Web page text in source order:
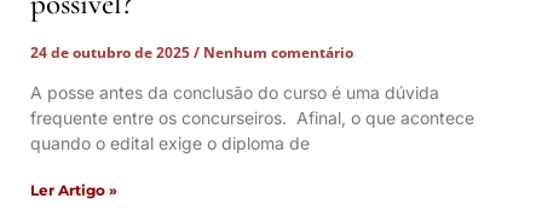
24 de outubro de 2025
Nenhum comentário
A posse antes da conclusão do curso é uma dúvida
frequente entre os concurseiros. Afinal, o que acontece
quando o edital exige o diploma de
Ler Artigo »